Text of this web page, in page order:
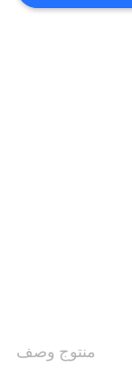
منتوج وصف